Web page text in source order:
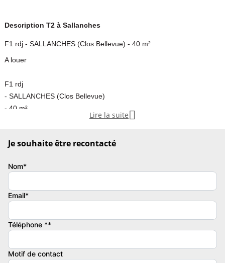
Description T2 à Sallanches
F1 rdj - SALLANCHES (Clos Bellevue) - 40 m²
A louer
F1 rdj
- SALLANCHES (Clos Bellevue)
- 40 m²
- Disponible au 1er Avril 2026
central & Eau chaude )
DPE EN COURS de REACTUALISATION
A votre disposition pour plus d'informations sur ce produit.
Adresse : Clos Bellevue, Sallanches , Haute-Savoie (74)
Lire la suite
Je souhaite être recontacté
Nom*
Email*
Téléphone **
Motif de contact